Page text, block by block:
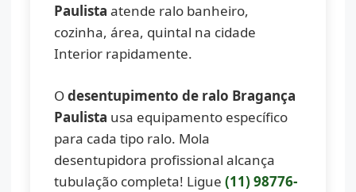
Paulista atende ralo banheiro,
cozinha, área, quintal na cidade
Interior rapidamente.
Odesentupimento de ralo Bragança
Paulista usa equipamento específico
para cada tipo ralo. Mola
desentupidora profissional alcança
tubulação completa! Ligue(11) 98776-